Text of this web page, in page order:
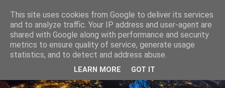
This site uses cookies from Google to deliver its services
and to analyze traffic. Your IP address and user-agent are
shared with Google along with performance and security
metrics to ensure quality of service, generate usage
statistics, and to detect and address abuse.
LEARN MORE GOT IT